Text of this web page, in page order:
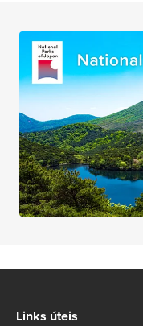
Links úteis